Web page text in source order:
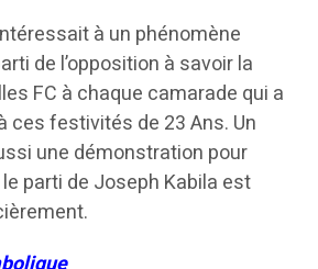
à un phénomène
de l’opposition à savoir la
FC à chaque camarade qui a
ces festivités de 23 Ans. Un
une démonstration pour
parti de Joseph Kabila est